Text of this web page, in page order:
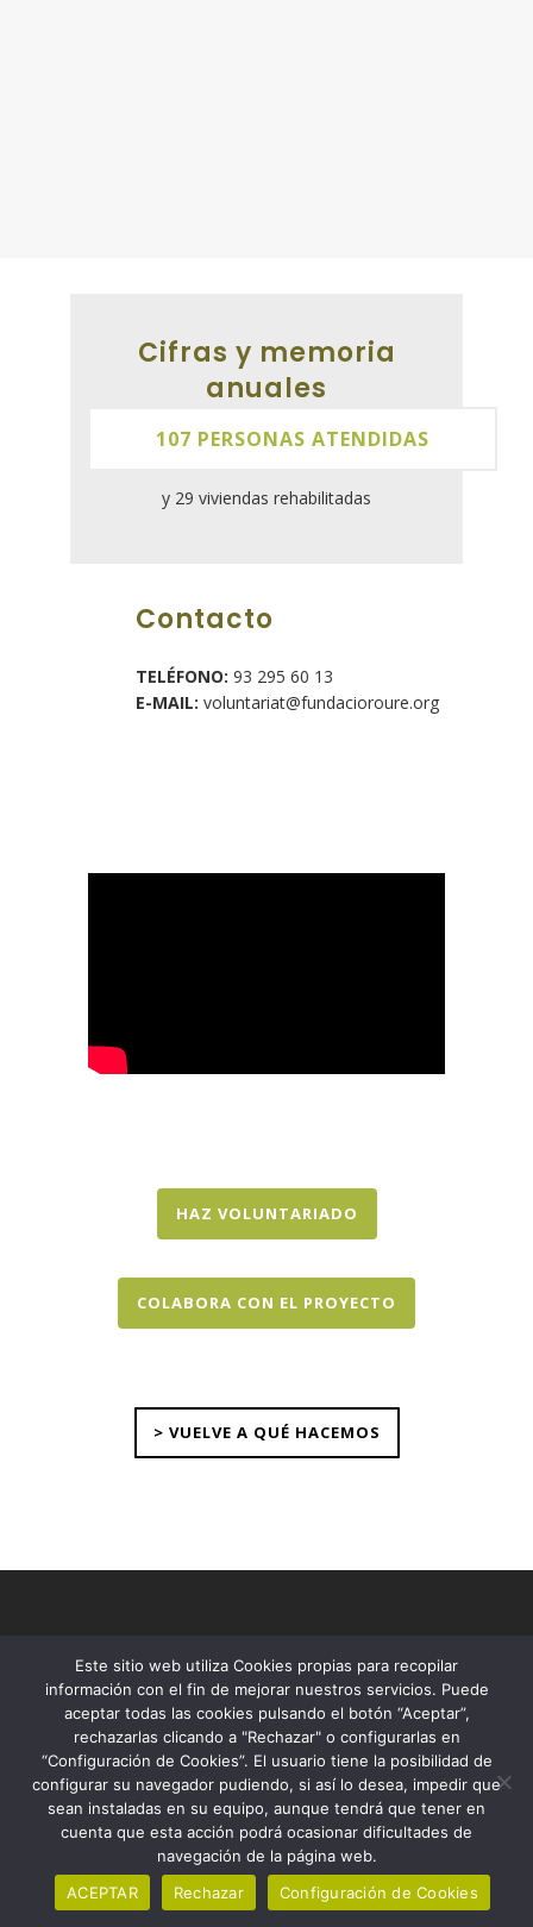
Cifras y memoria
anuales
107 PERSONAS ATENDIDAS
y 29 viviendas rehabilitadas
Contacto
TELÉFONO: 93 295 60 13
E-MAIL: voluntariat@fundacioroure.org
HAZ VOLUNTARIADO
COLABORA CON EL PROYECTO
> VUELVE A QUÉ HACEMOS
www.fundacioroure.org
T. 93.295.60.13
Contacta
Mapa web
© Fundació Roure 2026
Canal Ético
Aviso Legal
Política de privacidad y de cookies
Este sitio web utiliza Cookies propias para recopilar
información con el fin de mejorar nuestros servicios. Puede
aceptar todas las cookies pulsando el botón “Aceptar”,
rechazarlas clicando a "Rechazar" o configurarlas en
“Configuración de Cookies”. El usuario tiene la posibilidad de
configurar su navegador pudiendo, si así lo desea, impedir que
sean instaladas en su equipo, aunque tendrá que tener en
cuenta que esta acción podrá ocasionar dificultades de
navegación de la página web.
ACEPTAR
Rechazar Configuración de Cookies